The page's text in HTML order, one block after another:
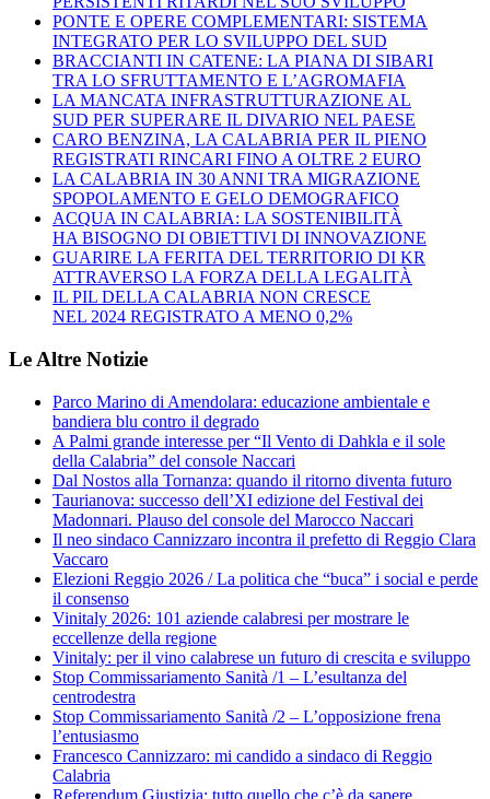
PONTE E OPERE COMPLEMENTARI: SISTEMA
INTEGRATO PER LO SVILUPPO DEL SUD
BRACCIANTI IN CATENE: LA PIANA DI SIBARI
TRA LO SFRUTTAMENTO E L’AGROMAFIA
LA MANCATA INFRASTRUTTURAZIONE AL
SUD PER SUPERARE IL DIVARIO NEL PAESE
CARO BENZINA, LA CALABRIA PER IL PIENO
REGISTRATI RINCARI FINO A OLTRE 2 EURO
LA CALABRIA IN 30 ANNI TRA MIGRAZIONE
SPOPOLAMENTO E GELO DEMOGRAFICO
ACQUA IN CALABRIA: LA SOSTENIBILITÀ
HA BISOGNO DI OBIETTIVI DI INNOVAZIONE
GUARIRE LA FERITA DEL TERRITORIO DI KR
ATTRAVERSO LA FORZA DELLA LEGALITÀ
IL PIL DELLA CALABRIA NON CRESCE
NEL 2024 REGISTRATO A MENO 0,2%
Le Altre Notizie
Parco Marino di Amendolara: educazione ambientale e
bandiera blu contro il degrado
A Palmi grande interesse per “Il Vento di Dahkla e il sole
della Calabria” del console Naccari
Dal Nostos alla Tornanza: quando il ritorno diventa futuro
Taurianova: successo dell’XI edizione del Festival dei
Madonnari. Plauso del console del Marocco Naccari
Il neo sindaco Cannizzaro incontra il prefetto di Reggio Clara
Vaccaro
Elezioni Reggio 2026 / La politica che “buca” i social e perde
il consenso
Vinitaly 2026: 101 aziende calabresi per mostrare le
eccellenze della regione
Vinitaly: per il vino calabrese un futuro di crescita e sviluppo
Stop Commissariamento Sanità /1 – L’esultanza del
centrodestra
Stop Commissariamento Sanità /2 – L’opposizione frena
l’entusiasmo
Francesco Cannizzaro: mi candido a sindaco di Reggio
Calabria
Referendum Giustizia: tutto quello che c’è da sapere